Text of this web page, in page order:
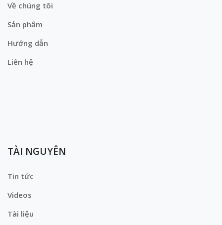
Về chúng tôi
Sản phẩm
Hướng dẫn
Liên hệ
TÀI NGUYÊN
Tin tức
Videos
Tài liệu